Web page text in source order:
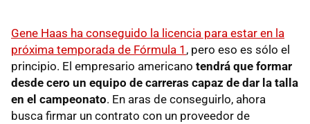
Gene Haas ha conseguido la licencia para estar en la
próxima temporada de Fórmula 1 , pero eso es sólo el
principio. El empresario americano tendrá que formar
desde cero un equipo de carreras capaz de dar la talla
en el campeonato. En aras de conseguirlo, ahora
busca firmar un contrato con un proveedor de